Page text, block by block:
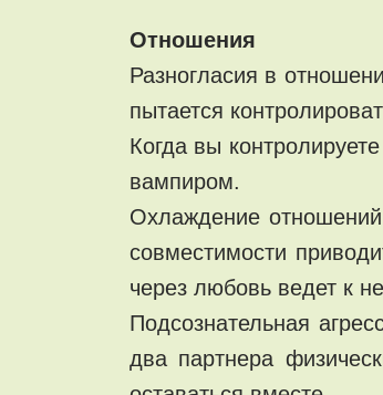
Отношения
Разногласия в
пытается
Когда вы
вампиром.
Охлаждение
совместимости
через любовь ведет к
Подсознательная
два партнера